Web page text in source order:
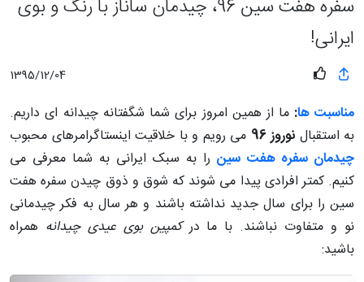
سفره هفت سین 96، چیدمان ساناز با رنگ و بوی
ایرانی!
1395/12/04
مناسبت ها: ما از همین امروز برای شما شگفتانه چیدانه ای داریم.
به استقبال نوروز 96
می رویم و با خلاقیت اینستاگرامرهای محبوب
چیدمان سفره هفت سین را به سبک ایرانی به شما معرفی می
کنیم. کمتر افرادی پیدا می شوند که شوق و ذوق چیدن سفره هفت
سین را برای سال جدید نداشته باشند و هر سال به فکر چیدمانی
نو و متفاوت نباشند. با ما درکمپین بوی عیدی چیدانه همراه
باشید: